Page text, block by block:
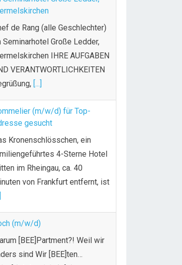
de Rang (alle Geschlechter)
IHRE AUFGABEN
VERANTWORTLICHKEITEN
[...]
(m/w/d) für Top-
gesucht
Kronenschlösschen, ein
im Rheingau, ca. 40
von Frankfurt entfernt, ist
(m/w/d)
[BEE]Partment?! Weil wir
Job & faire